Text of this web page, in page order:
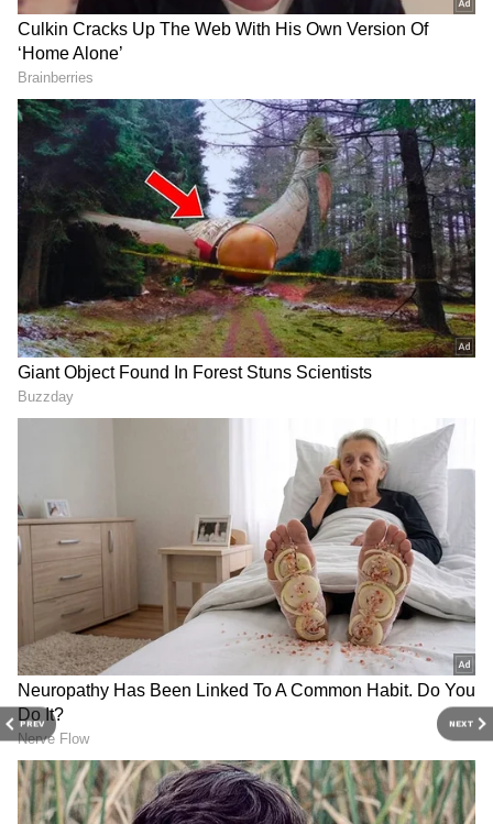
PREV NEXT
2
திருமணத்துக்கு முன்பே ஜோடியாக
வெளிநாட்டுக்கு சுற்றுலா செல்வதை
வழக்கமாக வைத்திருந்த விக்கி - நயன்
ஜோடி திருமணத்துக்கு பின்னரும் அதை
கடைபிடித்து வருகின்றனர்.